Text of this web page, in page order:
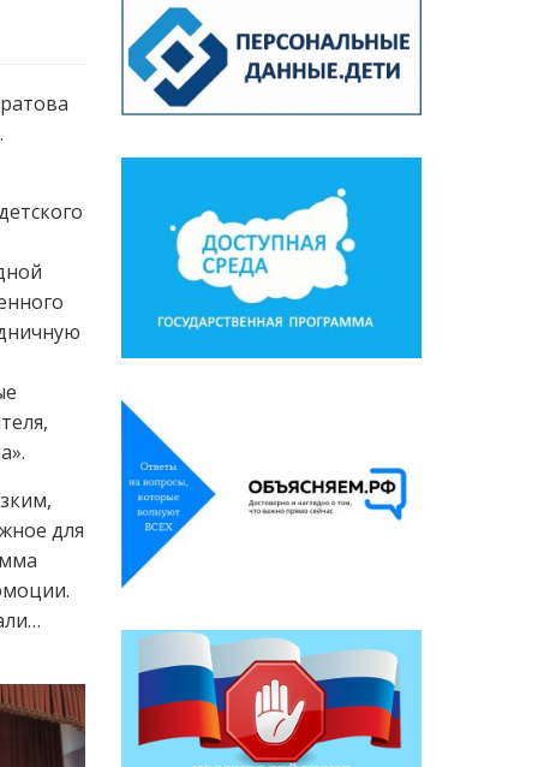
для